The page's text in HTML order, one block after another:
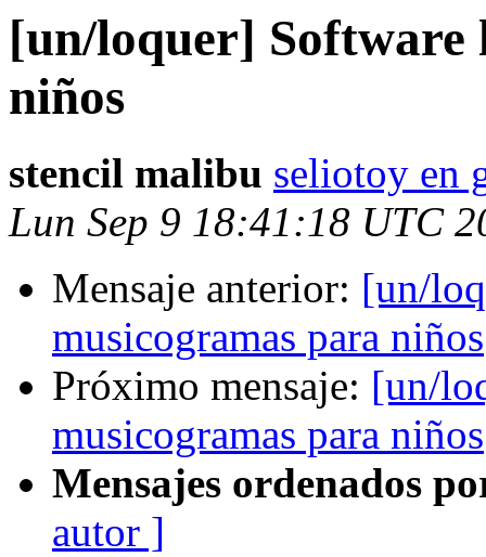
[un/loquer] Software
niños
stencil malibu seliotoy en
Lun Sep 9 18:41:18 UTC
Mensaje anterior: [un/
musicogramas para niños
Próximo mensaje: [un/
musicogramas para niños
Mensajes ordenados
autor ]